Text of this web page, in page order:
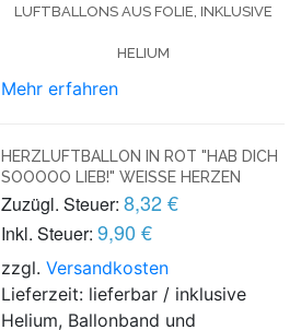
LUFTBALLONS AUS FOLIE, INKLUSIVE
HELIUM
Mehr erfahren
HERZLUFTBALLON IN ROT "HAB DICH
SOOOOO LIEB!" WEISSE HERZEN
Zuzügl. Steuer: 8,32 €
Inkl. Steuer: 9,90 €
zzgl.Versandkosten
Lieferzeit: lieferbar / inklusive
Helium, Ballonband und